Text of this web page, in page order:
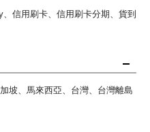
信用刷卡、信用刷卡分期、貨到
坡、馬來西亞、台灣、台灣離島